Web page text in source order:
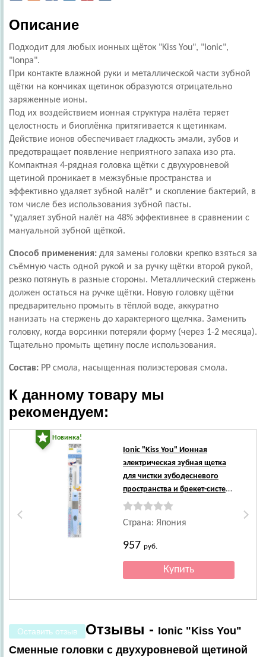
Описание
Подходит для любых ионных щёток "Kiss You", "Ionic",
"Ionpa".
При контакте влажной руки и металлической части зубной
щётки на кончиках щетинок образуются отрицательно
заряженные ионы.
Под их воздействием ионная структура налёта теряет
целостность и биоплёнка притягивается к щетинкам.
Действие ионов обеспечивает гладкость эмали, зубов и
предотвращает появление неприятного запаха изо рта.
Компактная 4-рядная головка щётки с двухуровневой
щетиной проникает в межзубные пространства и
эффективно удаляет зубной налёт* и скопление бактерий, в
том числе без использования зубной пасты.
*удаляет зубной налёт на 48% эффективнее в сравнении с
мануальной зубной щёткой.
Способ применения: для замены головки крепко взяться за
съёмную часть одной рукой и за ручку щётки второй рукой,
резко потянуть в разные стороны. Металлический стержень
должен остаться на ручке щётки. Новую головку щётки
предварительно промыть в тёплой воде, аккуратно
нанизать на стержень до характерного щелчка. Заменить
головку, когда ворсинки потеряли форму (через 1-2 месяца).
Тщательно промыть щетину после использования.
Состав: PP смола, насыщенная полиэстеровая смола.
К данному товару мы
рекомендуем:
Новинка!
Ionic"Kiss You" Ионная
электрическая зубная щетка
для чистки зубодесневого
пространства и брекет-систем,
средняя жесткость, 1 шт.
Страна: Япония
957 руб.
Оставить отзыв Отзывы - Ionic "Kiss You"
Сменные головки с двухуровневой щетиной